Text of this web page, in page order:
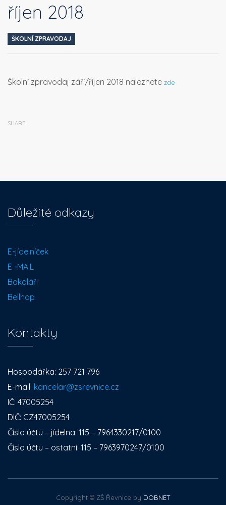
říjen 2018
ŠKOLNÍ ZPRAVODAJ
Školní zpravodaj září/říjen 2018 naleznete zde
SHARE
Důležité odkazy
E-jídelníček
E -MAIL
Bakaláři
Bellhop
Kontakty
Hospodářka: 257 721 796
E-mail: kancelar@zsrevnice.cz
IČ: 47005254
DIČ: CZ47005254
Číslo účtu – jídelna: 115 – 7964330217/0100
Číslo účtu – ostatní: 115 – 7963970247/0100
Copyright © ZŠ Řevnice by DOBNET